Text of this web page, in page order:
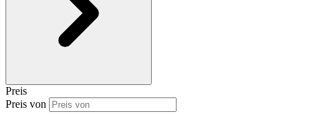
Preis
Preis von